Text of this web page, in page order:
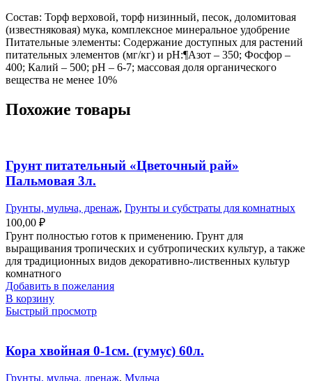
Состав: Торф верховой, торф низинный, песок, доломитовая
(известняковая) мука, комплексное минеральное удобрение
Питательные элементы: Содержание доступных для растений
питательных элементов (мг/кг) и рН:¶Азот – 350; Фосфор –
400; Калий – 500; pH – 6-7; массовая доля органического
вещества не менее 10%
Похожие товары
Грунт питательный «Цветочный рай»
Пальмовая 3л.
Грунты, мульча, дренаж, Грунты и субстраты для комнатных
100,00 ₽
Грунт полностью готов к применению. Грунт для
выращивания тропических и субтропических культур, а также
для традиционных видов декоративно-лиственных культур
комнатного
Добавить в пожелания
В корзину
Быстрый просмотр
Кора хвойная 0-1см. (гумус) 60л.
Грунты, мульча, дренаж, Мульча